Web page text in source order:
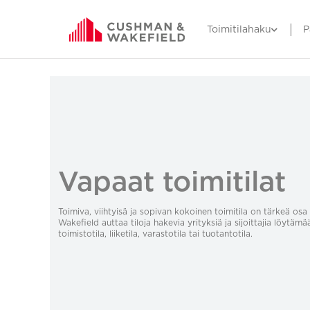
Toimitilahaku
Vapaat toimitilat
Toimiva, viihtyisä ja sopivan kokoinen toimitila on tärkeä osa
Wakefield auttaa tiloja hakevia yrityksiä ja sijoittajia
toimistotila, liiketila, varastotila tai tuotantotila.